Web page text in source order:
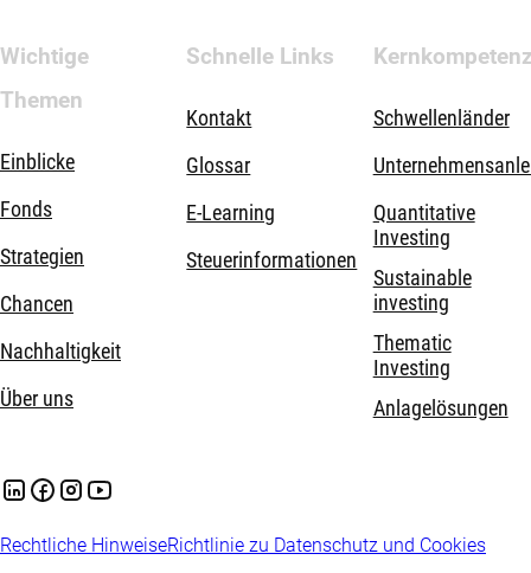
Wichtige
Themen
Einblicke
Fonds
Strategien
Chancen
Nachhaltigkeit
Über uns
Schnelle Links
Kontakt
Glossar
E-Learning
Steuerinformationen
Schwellenländer
Quantitative
Investing
Sustainable
investing
Thematic
Investing
Anlagelösungen
Rechtliche HinweiseRichtlinie zu Datenschutz und Cookies